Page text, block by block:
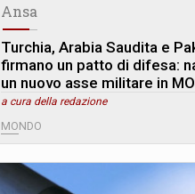
Ansa
Turchia, Arabia Saudita e
firmano un patto di difesa:
un nuovo asse militare in MO
a cura della redazione
MONDO